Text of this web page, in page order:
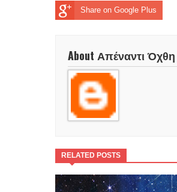
Share on Google Plus
About Απέναντι Όχθη
RELATED POSTS